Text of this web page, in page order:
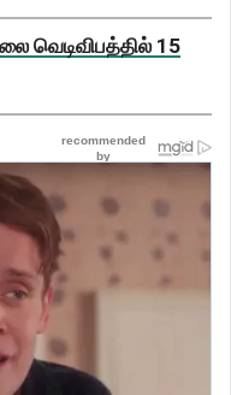
வெடிவிபத்தில் 15